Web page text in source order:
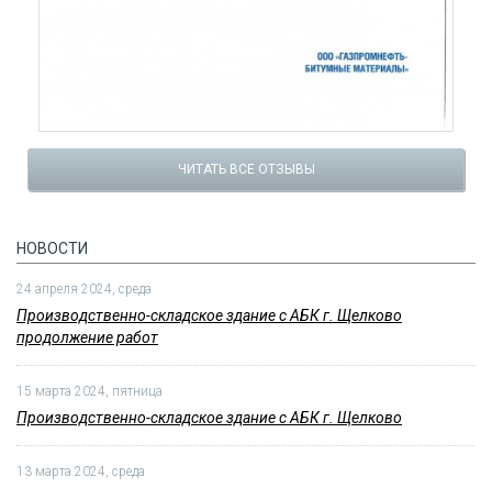
НОВОСТИ
24 апреля 2024, среда
Производственно-складское здание с АБК г. Щелково
продолжение работ
15 марта 2024, пятница
Производственно-складское здание с АБК г. Щелково